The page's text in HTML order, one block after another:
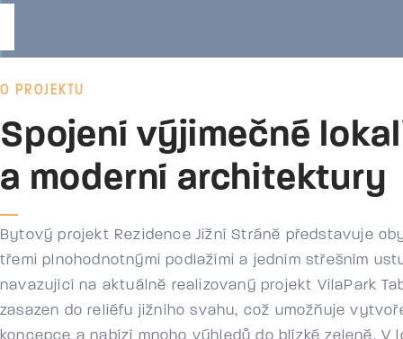
O PROJEKTU
Spojení výjimečné
a moderní architektury
Bytový projekt Rezidence Jižní Stráně představuje
třemi plnohodnotnými podlažími a jedním střešním
navazující na aktuálně realizovaný projekt VilaPark
zasazen do reliéfu jižního svahu, což umožňuje